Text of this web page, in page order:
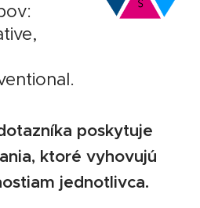
poskytuje
ktoré vyhovujú
jednotlivca.